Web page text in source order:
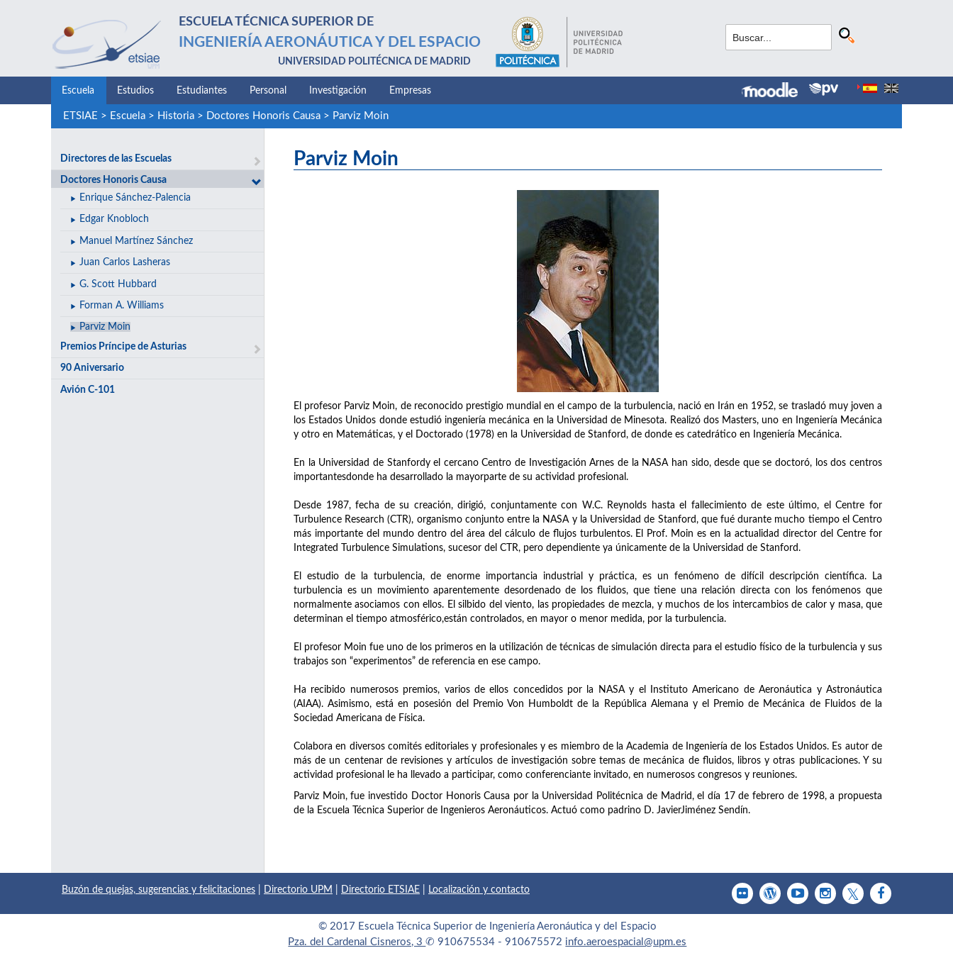
ESCUELA TÉCNICA SUPERIOR DE
INGENIERÍA AERONÁUTICA Y DEL ESPACIO
UNIVERSIDAD POLITÉCNICA DE MADRID
Escuela Estudios Estudiantes Personal Investigación Empresas
ETSIAE > Escuela> Historia> Doctores Honoris Causa> Parviz Moin
Directores de las Escuelas
Doctores Honoris Causa
Enrique Sánchez-Palencia
Edgar Knobloch
Manuel Martínez Sánchez
Juan Carlos Lasheras
G. Scott Hubbard
Forman A. Williams
Parviz Moin
Premios Príncipe de Asturias
90 Aniversario
Avión C-101
Parviz Moin
El profesor Parviz Moin, de reconocido prestigio mundial en el campo de la turbulencia, nació en Irán en 1952, se trasladó muy joven a
los Estados Unidos donde estudió ingeniería mecánica en la Universidad de Minesota. Realizó dos Masters, uno en Ingeniería Mecánica
y otro en Matemáticas, y el Doctorado (1978) en la Universidad de Stanford, de donde es catedrático en Ingeniería Mecánica.
En la Universidad de Stanfordy el cercano Centro de Investigación Arnes de la NASA han sido, desde que se doctoró, los dos centros
importantesdonde ha desarrollado la mayorparte de su actividad profesional.
Desde 1987, fecha de su creación, dirigió, conjuntamente con W.C. Reynolds hasta el fallecimiento de este último, el Centre for
Turbulence Research (CTR), organismo conjunto entre la NASA y la Universidad de Stanford, que fué durante mucho tiempo el Centro
más importante del mundo dentro del área del cálculo de flujos turbulentos. El Prof. Moin es en la actualidad director del Centre for
Integrated Turbulence Simulations, sucesor del CTR, pero dependiente ya únicamente de la Universidad de Stanford.
El estudio de la turbulencia, de enorme importancia industrial y práctica, es un fenómeno de difícil descripción científica. La
turbulencia es un movimiento aparentemente desordenado de los fluidos, que tiene una relación directa con los fenómenos que
normalmente asociamos con ellos. El silbido del viento, las propiedades de mezcla, y muchos de los intercambios de calor y masa, que
determinan el tiempo atmosférico,están controlados, en mayor o menor medida, por la turbulencia.
El profesor Moin fue uno de los primeros en la utilización de técnicas de simulación directa para el estudio físico de la turbulencia y sus
trabajos son “experimentos” de referencia en ese campo.
Ha recibido numerosos premios, varios de ellos concedidos por la NASA y el Instituto Americano de Aeronáutica y Astronáutica
(AIAA). Asimismo, está en posesión del Premio Von Humboldt de la República Alemana y el Premio de Mecánica de Fluidos de la
Sociedad Americana de Física.
Colabora en diversos comités editoriales y profesionales y es miembro de la Academia de Ingeniería de los Estados Unidos. Es autor de
más de un centenar de revisiones y artículos de investigación sobre temas de mecánica de fluidos, libros y otras publicaciones. Y su
actividad profesional le ha llevado a participar, como conferenciante invitado, en numerosos congresos y reuniones.
Parviz Moin, fue investido Doctor Honoris Causa por la Universidad Politécnica de Madrid, el día 17 de febrero de 1998, a propuesta
de la Escuela Técnica Superior de Ingenieros Aeronáuticos. Actuó como padrino D. JavierJiménez Sendín.
Buzón de quejas, sugerencias y felicitaciones Directorio UPM Directorio ETSIAE Localización y contacto
© 2017 Escuela Técnica Superior de Ingeniería Aeronáutica y del Espacio
Pza. del Cardenal Cisneros, 3✆ 910675534 - 910675572 info.aeroespacial@upm.es